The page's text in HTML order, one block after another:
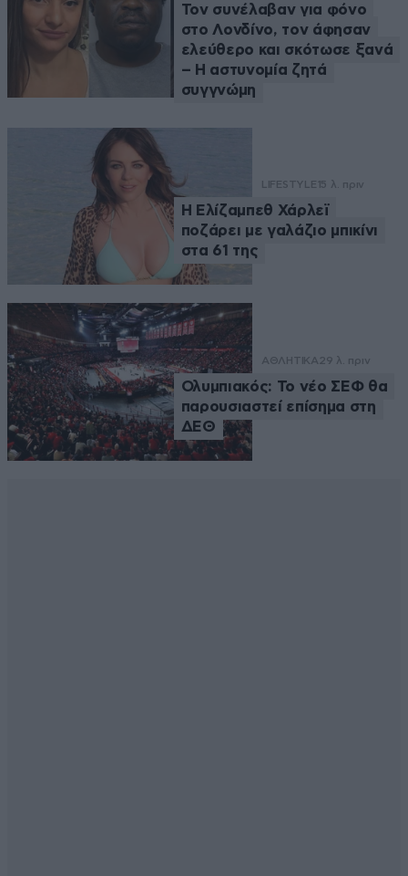
Τον συνέλαβαν για φόνο
στο Λονδίνο, τον άφησαν
ελεύθερο και σκότωσε ξανά
– Η αστυνομία ζητά
συγγνώμη
LIFESTYLE 15 λ. πριν
Η Ελίζαμπεθ Χάρλεϊ
ποζάρει με γαλάζιο μπικίνι
στα 61 της
ΑΘΛΗΤΙΚΑ29 λ. πριν
Ολυμπιακός: Το νέο ΣΕΦ θα
παρουσιαστεί επίσημα στη
ΔΕΘ